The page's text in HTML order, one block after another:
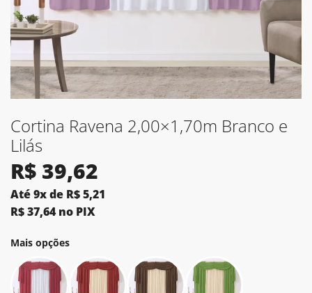
Cortina Ravena 2,00×1,70m Branco e
Lilás
R$ 39,62
Até 9x de R$5,21
R$37,64 no PIX
Mais opções